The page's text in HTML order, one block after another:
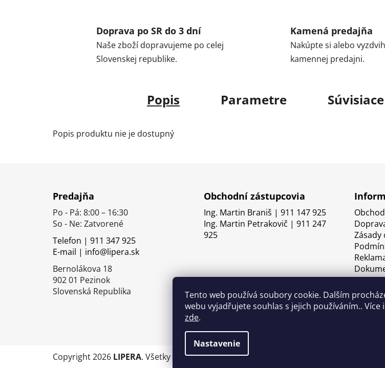
Tento web používá soubory cookie. Dalším
webu vyjadřujete souhlas s jejich používáním.. Více
zde.
Nastavenie
Doprava po SR do 3 dní
Naše zboží dopravujeme po celej
Slovenskej republike.
Kamená predajňa
Nakúpte si alebo
kamennej predajni.
Popis Parametre
Popis produktu nie je dostupný
Predajňa
Po - Pá: 8:00 – 16:30
So - Ne: Zatvorené
Telefon | 911 347 925
E-mail | info@lipera.sk
Bernolákova 18
902 01 Pezinok
Slovenská Republika
Obchodní zástupcovia
Ing. Martin Braniš | 911 147 925
Ing. Martin Petrakovič | 911 247
925
Copyright 2026 LIPERA. Všetky práva vyhradené.